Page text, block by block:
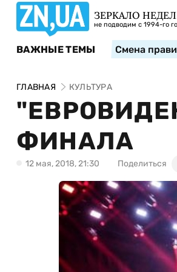
ЗЕРКАЛО
не подводим с 1994-го
ВАЖНЫЕ ТЕМЫ Смена
ГЛАВНАЯ КУЛЬТУРА
ФИНАЛА
12 мая, 2018, 21:30 Поделиться